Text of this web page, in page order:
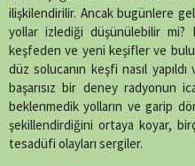
ilişkilendirilir. Ancak bugünlere
yollar izlediği düşünülebilir mi?
keşfeden ve yeni keşifler ve
düz solucanın keşfi nasıl yapıldı
başarısız bir deney radyonun
beklenmedik yolların ve garip
şekillendirdiğini ortaya koyar,
tesadüfi olayları sergiler.